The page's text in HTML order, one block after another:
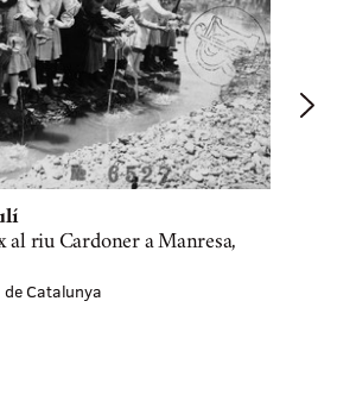
al riu Cardoner a Manresa,
Catalunya